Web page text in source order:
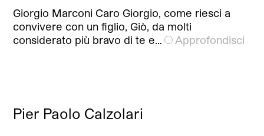
Giorgio Marconi Caro Giorgio, come riesci a
convivere con un figlio, Giò, da molti
considerato più bravo di te e…
Approfondisci
Pier Paolo Calzolari